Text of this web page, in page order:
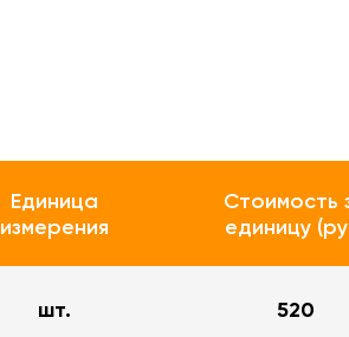
Единица
измерения
Стоимость
единицу
шт. 520